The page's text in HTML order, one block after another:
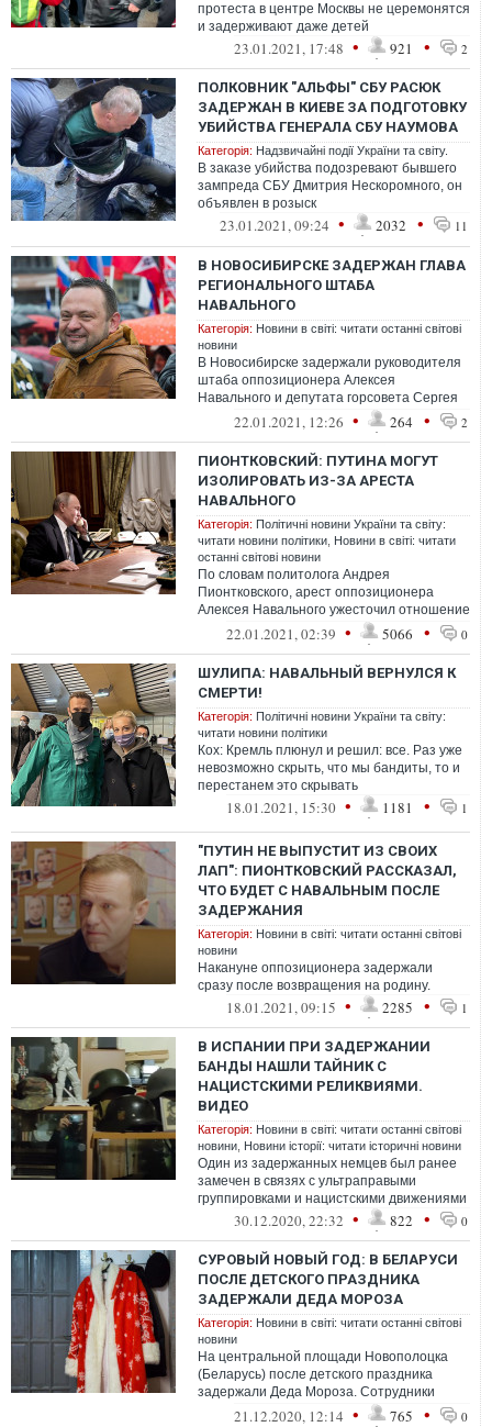
протеста в центре Москвы не церемонятся
и задерживают даже детей
23.01.2021, 17:48 • 921 • 2
ПОЛКОВНИК "АЛЬФЫ" СБУ РАСЮК
ЗАДЕРЖАН В КИЕВЕ ЗА ПОДГОТОВКУ
УБИЙСТВА ГЕНЕРАЛА СБУ НАУМОВА
Категорія: Надзвичайні події України та світу.
В заказе убийства подозревают бывшего
зампреда СБУ Дмитрия Нескоромного, он
объявлен в розыск
23.01.2021, 09:24 • 2032 • 11
В НОВОСИБИРСКЕ ЗАДЕРЖАН ГЛАВА
РЕГИОНАЛЬНОГО ШТАБА
НАВАЛЬНОГО
Категорія: Новини в світі: читати останні світові
новини
В Новосибирске задержали руководителя
штаба оппозиционера Алексея
Навального и депутата горсовета Сергея
Бойко.22.01.2021, 12:26 • 264 • 2
ПИОНТКОВСКИЙ: ПУТИНА МОГУТ
ИЗОЛИРОВАТЬ ИЗ-ЗА АРЕСТА
НАВАЛЬНОГО
Категорія: Політичні новини України та світу:
читати новини політики Новини в світі: читати
останні світові новини
По словам политолога Андрея
Пионтковского, арест оппозиционера
Алексея Навального ужесточил отношение
американского политического
истеблишмента к пути...
22.01.2021, 02:39 • 5066 • 0
ШУЛИПА: НАВАЛЬНЫЙ ВЕРНУЛСЯ К
СМЕРТИ!
Категорія: Політичні новини України та світу:
читати новини політики
Кох: Кремль плюнул и решил: все. Раз уже
невозможно скрыть, что мы бандиты, то и
перестанем это скрывать
18.01.2021, 15:30 • 1181 • 1
"ПУТИН НЕ ВЫПУСТИТ ИЗ СВОИХ
ЛАП": ПИОНТКОВСКИЙ РАССКАЗАЛ,
ЧТО БУДЕТ С НАВАЛЬНЫМ ПОСЛЕ
ЗАДЕРЖАНИЯ
Категорія: Новини в світі: читати останні світові
новини
Накануне оппозиционера задержали
сразу после возвращения на родину.
18.01.2021, 09:15 • 2285 • 1
В ИСПАНИИ ПРИ ЗАДЕРЖАНИИ
БАНДЫ НАШЛИ ТАЙНИК С
НАЦИСТСКИМИ РЕЛИКВИЯМИ.
ВИДЕО
Категорія: Новини в світі: читати останні світові
новини Новини історії: читати історичні новини
Один из задержанных немцев был ранее
замечен в связях с ультраправыми
группировками и нацистскими движениями
30.12.2020, 22:32 • 822 • 0
СУРОВЫЙ НОВЫЙ ГОД: В БЕЛАРУСИ
ПОСЛЕ ДЕТСКОГО ПРАЗДНИКА
ЗАДЕРЖАЛИ ДЕДА МОРОЗА
Категорія: Новини в світі: читати останні світові
новини
На центральной площади Новополоцка
(Беларусь) после детского праздника
задержали Деда Мороза. Сотрудники
ГОВД утверждали, что это была «акция»
21.12.2020, 12:14 • 765 • 0